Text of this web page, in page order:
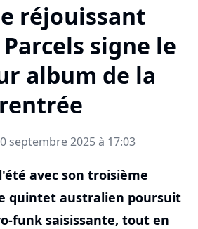
réjouissant
signe le
album de la
rentrée
septembre 2025 à 17:03
avec son troisième
quintet australien poursuit
funk saisissante, tout en